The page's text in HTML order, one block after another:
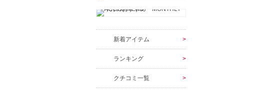
新着アイテム
ランキング
クチコミ一覧